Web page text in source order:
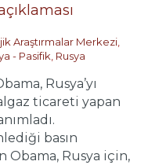
Araştırmalar Merkezi
- Pasifik Rusya
Rusya’yı
ticareti yapan
basın
Obama, Rusya için,